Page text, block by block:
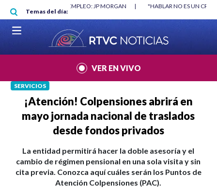
Pasar al contenido principal
Temas del día:
MÍNIMO NO DESTRUYÓ EMPLEO: JP MORGAN |
"HABLAR NO ES UN
MUNDIAL 2026
|
VER EN VIVO
SERVICIOS
¡Atención! Colpensiones abrirá en
mayo jornada nacional de traslados
desde fondos privados
La entidad permitirá hacer la doble asesoría y el
cambio de régimen pensional en una sola visita y sin
cita previa. Conozca aquí cuáles serán los Puntos de
Atención Colpensiones (PAC).